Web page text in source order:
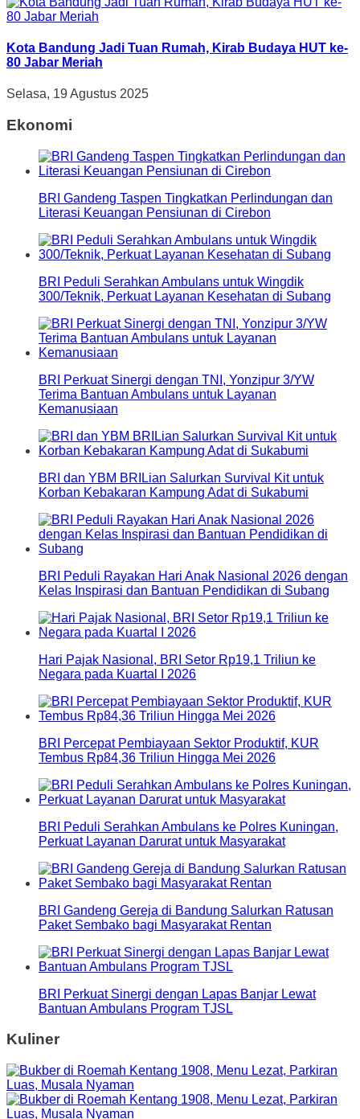
Kota Bandung Jadi Tuan Rumah, Kirab Budaya HUT ke-
80 Jabar Meriah
Selasa, 19 Agustus 2025
Ekonomi
BRI Gandeng Taspen Tingkatkan Perlindungan dan
Literasi Keuangan Pensiunan di Cirebon
BRI Peduli Serahkan Ambulans untuk Wingdik
300/Teknik, Perkuat Layanan Kesehatan di Subang
BRI Perkuat Sinergi dengan TNI, Yonzipur 3/YW
Terima Bantuan Ambulans untuk Layanan
Kemanusiaan
BRI dan YBM BRILian Salurkan Survival Kit untuk
Korban Kebakaran Kampung Adat di Sukabumi
BRI Peduli Rayakan Hari Anak Nasional 2026 dengan
Kelas Inspirasi dan Bantuan Pendidikan di Subang
Hari Pajak Nasional, BRI Setor Rp19,1 Triliun ke
Negara pada Kuartal I 2026
BRI Percepat Pembiayaan Sektor Produktif, KUR
Tembus Rp84,36 Triliun Hingga Mei 2026
BRI Peduli Serahkan Ambulans ke Polres Kuningan,
Perkuat Layanan Darurat untuk Masyarakat
BRI Gandeng Gereja di Bandung Salurkan Ratusan
Paket Sembako bagi Masyarakat Rentan
BRI Perkuat Sinergi dengan Lapas Banjar Lewat
Bantuan Ambulans Program TJSL
Kuliner